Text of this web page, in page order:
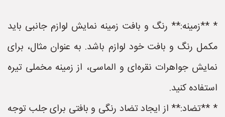
* **زمینه:** رنگ و بافت زمینه نمایش لوازم جانبی باید
مکمل رنگ و بافت خود لوازم باشد. به عنوان مثال، برای
نمایش جواهرات نقره‌ای و الماسی، از زمینه مخملی تیره
استفاده کنید.
* **تضاد:** از ایجاد تضاد رنگی و بافتی برای جلب توجه